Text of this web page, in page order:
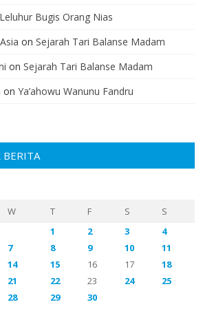
Leluhur Bugis Orang Nias
on Sejarah Tari Balanse Madam
on Sejarah Tari Balanse Madam
on Ya’ahowu Wanunu Fandru
BERITA
W T F S
S
1
2 3
4
7 8 9 10
11
14 15 16 17
18
21 22 23 24
25
28 29 30